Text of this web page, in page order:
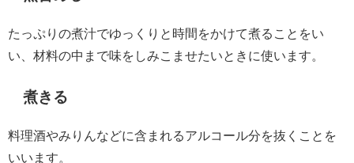
たっぷりの煮汁でゆっくりと時間をかけて煮ることをい
い、材料の中まで味をしみこませたいときに使います。
煮きる
料理酒やみりんなどに含まれるアルコール分を抜くことを
いいます。